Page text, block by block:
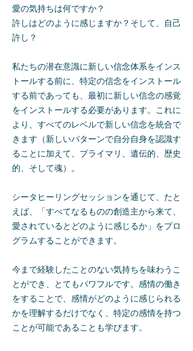
愛の気持ちは何ですか？
許しはどのように感じますか？そして、自己
許し？
私たちの潜在意識に新しい信念体系をインス
トールする前に、特定の信念をインストール
する前であっても、最初に新しい信念の感覚
をインストールする必要があります。これに
より、すべてのレベルで新しい信念を統合で
きます（新しいパターンで自分自身を認識す
ることに加えて、プライマリ、遺伝的、歴史
的、そして魂）。
シータヒーリングセッションを通じて、たと
えば、「すべてなるものの創造主から来て、
愛されているとどのように感じるか」をプロ
グラムすることができます。
今まで経験したことのない気持ちを味わうこ
とができ、とてもパワフルです。感情の働き
をすることで、感情がどのように感じられる
かを理解するだけでなく、特定の感情を持つ
ことが可能であることも学びます。